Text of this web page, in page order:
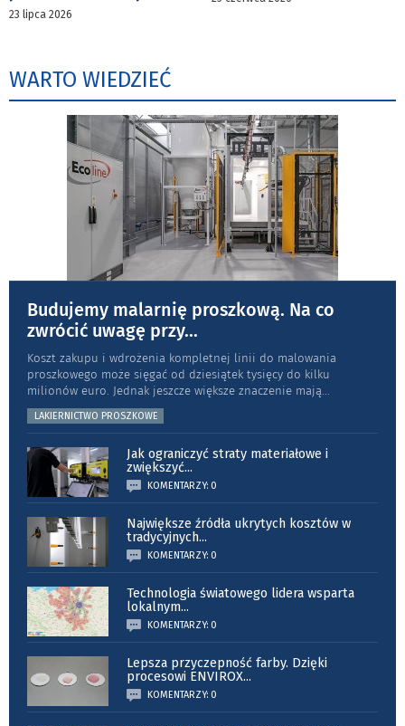
23 lipca 2026
WARTO WIEDZIEĆ
Budujemy malarnię proszkową. Na co
zwrócić uwagę przy...
Koszt zakupu i wdrożenia kompletnej linii do malowania
proszkowego może sięgać od dziesiątek tysięcy do kilku
milionów euro. Jednak jeszcze większe znaczenie mają...
LAKIERNICTWO PROSZKOWE
Jak ograniczyć straty materiałowe i
zwiększyć...
KOMENTARZY: 0
Największe źródła ukrytych kosztów w
tradycyjnych...
KOMENTARZY: 0
Technologia światowego lidera wsparta
lokalnym...
KOMENTARZY: 0
Lepsza przyczepność farby. Dzięki
procesowi ENVIROX...
KOMENTARZY: 0